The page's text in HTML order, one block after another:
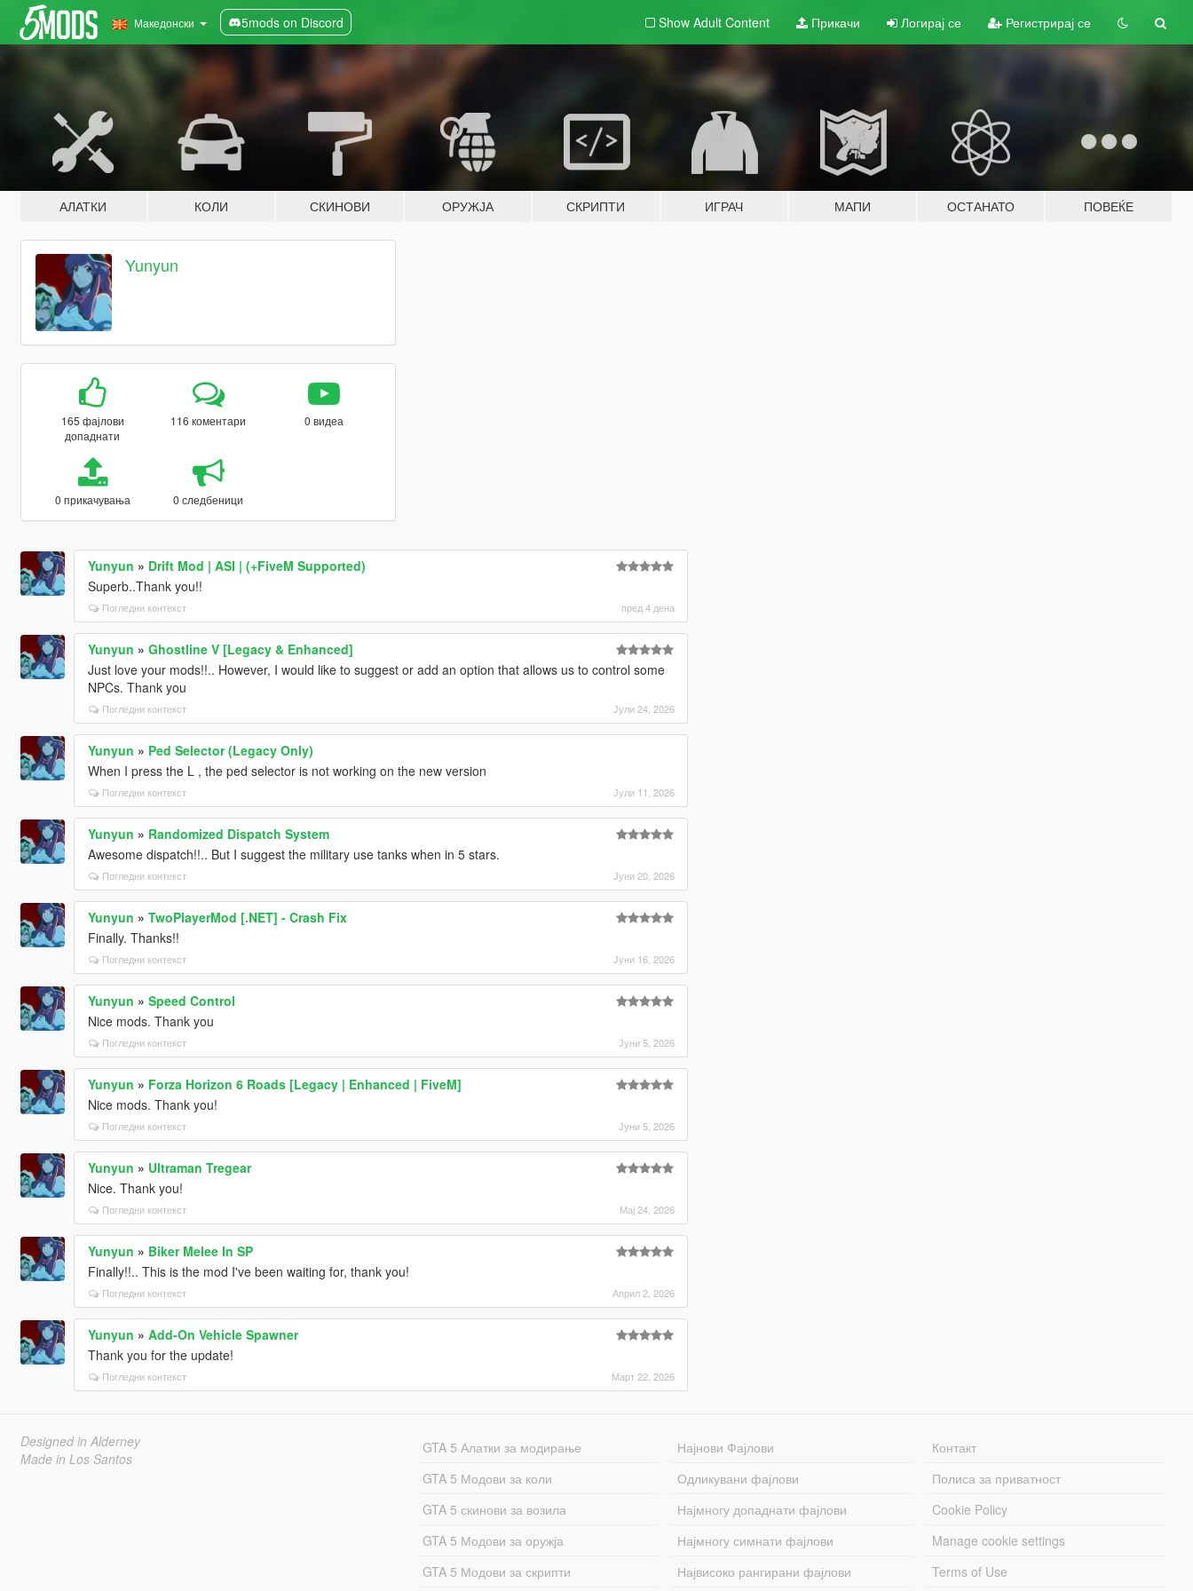
Македонски 5mods on Discord Show Adult Content Прикачи Логирај се Регистрирај се
АЛАТКИ КОЛИ СКИНОВИ ОРУЖЈА СКРИПТИ ИГРАЧ МАПИ ОСТАНАТО ПОВЕЌЕ
Yunyun
165 фајлови
допаднати
116 коментари 0 видеа
0 прикачувања 0 следбеници
Yunyun » Drift Mod | ASI | (+FiveM Supported)
Superb..Thank you!!
Погледни контекст пред 4 дена
Yunyun » Ghostline V [Legacy & Enhanced]
Just love your mods!!.. However, I would like to suggest or add an option that allows us to control some
NPCs. Thank you
Погледни контекст Јули 24, 2026
Yunyun » Ped Selector (Legacy Only)
When I press the L , the ped selector is not working on the new version
Погледни контекст Јули 11, 2026
Yunyun » Randomized Dispatch System
Awesome dispatch!!.. But I suggest the military use tanks when in 5 stars.
Погледни контекст Јуни 20, 2026
Yunyun » TwoPlayerMod [.NET] - Crash Fix
Finally. Thanks!!
Погледни контекст Јуни 16, 2026
Yunyun » Speed Control
Nice mods. Thank you
Погледни контекст Јуни 5, 2026
Yunyun » Forza Horizon 6 Roads [Legacy | Enhanced | FiveM]
Nice mods. Thank you!
Погледни контекст Јуни 5, 2026
Yunyun » Ultraman Tregear
Nice. Thank you!
Погледни контекст Мај 24, 2026
Yunyun » Biker Melee In SP
Finally!!.. This is the mod I've been waiting for, thank you!
Погледни контекст Април 2, 2026
Yunyun » Add-On Vehicle Spawner
Thank you for the update!
Погледни контекст Март 22, 2026
Designed in Alderney
Made in Los Santos
GTA 5 Алатки за модирање
GTA 5 Модови за коли
GTA 5 скинови за возила
GTA 5 Модови за оружја
GTA 5 Модови за скрипти
Најнови Фајлови
Одликувани фајлови
Најмногу допаднати фајлови
Најмногу симнати фајлови
Највисоко рангирани фајлови
Контакт
Полиса за приватност
Cookie Policy
Manage cookie settings
Terms of Use